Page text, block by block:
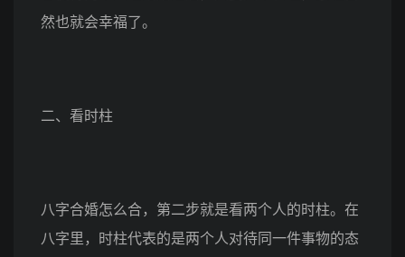
然也就会幸福了。
二、看时柱
八字合婚怎么合，第二步就是看两个人的时柱。在
八字里，时柱代表的是两个人对待同一件事物的态